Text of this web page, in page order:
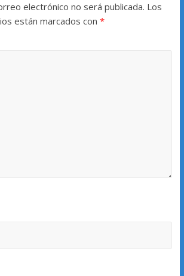
electrónico no será publicada. Los
están marcados con *